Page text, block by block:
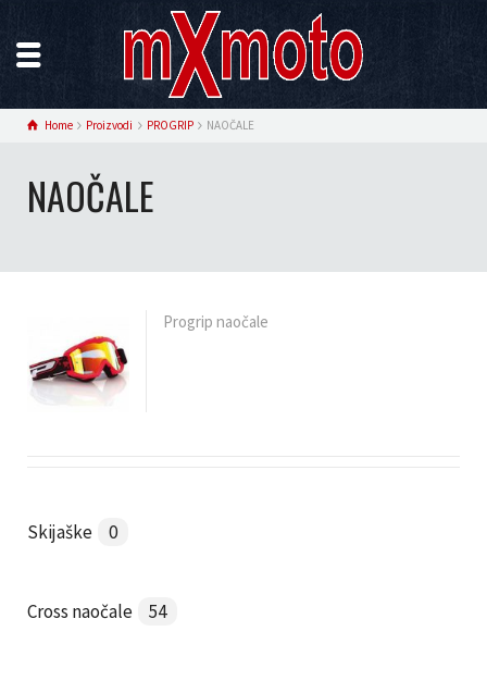
Home Proizvodi PROGRIP NAOČALE
NAOČALE
Progrip naočale
Skijaške 0
Cross naočale 54